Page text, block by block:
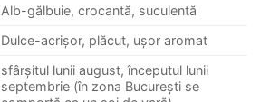
Alb-gălbuie, crocantă, suculentă
Dulce-acrișor, plăcut, ușor aromat
sfârșitul lunii august, începutul lunii
septembrie (în zona București se